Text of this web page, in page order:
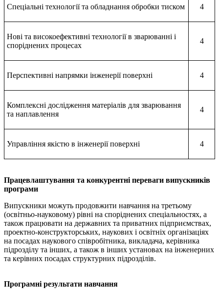
Спеціальні технології та обладнання обробки тиском 4
Нові та високоефективні технології в зварюванні і
споріднених процесах
4
Перспективні напрямки інженерії поверхні 4
Комплексні дослідження матеріалів для зварювання
та наплавлення
4
Управління якістю в інженерії поверхні 4
Працевлаштування та конкурентні переваги випускників
програми
Випускники можуть продовжити навчання на третьому
(освітньо-науковому) рівні на споріднених спеціальностях, а
також працювати на державних та приватних підприємствах,
проектно-конструкторських, наукових і освітніх організаціях
на посадах наукового співробітника, викладача, керівника
підрозділу та інших, а також в інших установах на інженерних
та керівних посадах структурних підрозділів.
Програмні результати навчання